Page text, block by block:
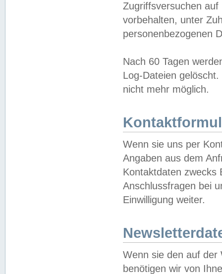
Zugriffsversuchen
vorbehalten, unter
personenbezogenen
Nach 60 Tagen
Log-Dateien
nicht mehr möglich.
Wenn sie uns per
Angaben aus dem
Kontaktdaten zwecks
Anschlussfragen bei
Einwilligung weiter.
Wenn sie den auf der
benötigen wir von